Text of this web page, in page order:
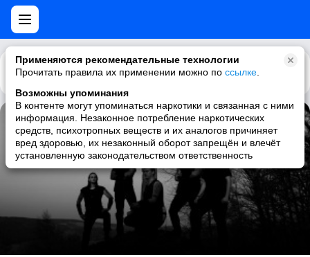
Применяются рекомендательные технологии
Прочитать правила их применении можно по ссылке
Возможны упоминания
В контенте могут упоминаться наркотики и связанная с ними
информация. Незаконное потребление наркотических
средств, психотропных веществ и их аналогов причиняет
вред здоровью, их незаконный оборот запрещён и влечёт
установленную законодательством ответственность
Каталог Рекомендации
Heritage of Fire
Wolfchant